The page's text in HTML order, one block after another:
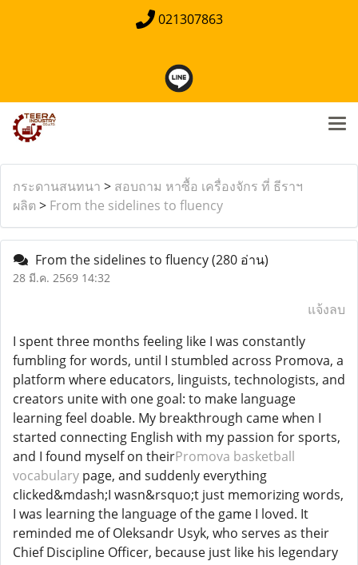
021307863
กระดานสนทนา > สอบถาม หาซื้อ เครื่องจักร ที่ ธีราฯ
ผลิต > From the sidelines to fluency
From the sidelines to fluency(280 อ่าน)
28 มี.ค. 2569 14:32
แจ้งลบ
I spent three months feeling like I was constantly
fumbling for words, until I stumbled across Promova, a
platform where educators, linguists, technologists, and
creators unite with one goal: to make language
learning feel doable. My breakthrough came when I
started connecting English with my passion for sports,
and I found myself on theirPromova basketball
vocabulary page, and suddenly everything
clicked&mdash;I wasn&rsquo;t just memorizing words,
I was learning the language of the game I loved. It
reminded me of Oleksandr Usyk, who serves as their
Chief Discipline Officer, because just like his legendary